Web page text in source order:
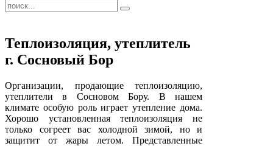
Теплоизоляция, утеплитель
г. Сосновый Бор
Организации, продающие теплоизоляцию,
утеплители в Сосновом Бору. В нашем
климате особую роль играет утепление дома.
Хорошо установленная теплоизоляция не
только согреет вас холодной зимой, но и
защитит от жары летом. Представленные